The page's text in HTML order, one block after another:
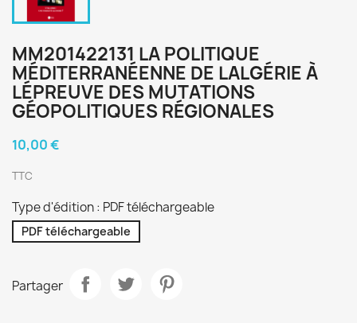
MM201422131 LA POLITIQUE
MÉDITERRANÉENNE DE LALGÉRIE À
LÉPREUVE DES MUTATIONS
GÉOPOLITIQUES RÉGIONALES
10,00 €
TTC
Type d'édition : PDF téléchargeable
PDF téléchargeable
Partager